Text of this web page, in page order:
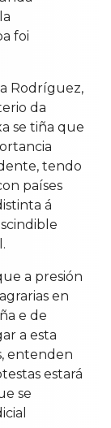
foi
Rodríguez,
da
se tiña que
tendo
países
á
a presión
en
e de
a esta
entenden
estará
se